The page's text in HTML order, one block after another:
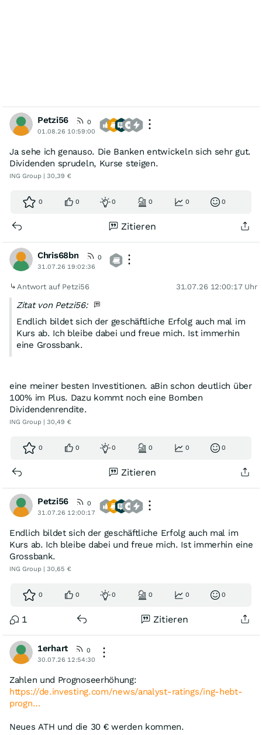
Petzi56
0
01.08.26 10:59:00
Ja sehe ich genauso. Die Banken entwickeln sich sehr gut.
Dividenden sprudeln, Kurse steigen.
ING Group | 30,39 €
0 0 0 0 0 0
Zitieren
Chris68bn
0
31.07.26 19:02:36
Antwort auf Petzi56 31.07.26 12:00:17 Uhr
Zitat von Petzi56:
Endlich bildet sich der geschäftliche Erfolg auch mal im
Kurs ab. Ich bleibe dabei und freue mich. Ist immerhin
eine Grossbank.
eine meiner besten Investitionen. aBin schon deutlich über
100% im Plus. Dazu kommt noch eine Bomben
Dividendenrendite.
ING Group | 30,49 €
0 0 0 0 0 0
Zitieren
Petzi56
0
31.07.26 12:00:17
Endlich bildet sich der geschäftliche Erfolg auch mal im
Kurs ab. Ich bleibe dabei und freue mich. Ist immerhin eine
Grossbank.
ING Group | 30,65 €
0 0 0 0 0 0
1 Zitieren
1erhart
0
30.07.26 12:54:30
Zahlen und Prognoseerhöhung:
https://de.investing.com/news/analyst-ratings/ing-hebt-
progn…
Neues ATH und die 30 € werden kommen.